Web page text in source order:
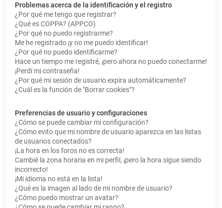
Problemas acerca de la identificación y el registro
¿Por qué me tengo que registrar?
¿Qué es COPPA? (APPCO)
¿Por qué no puedo registrarme?
Me he registrado ¡y no me puedo identificar!
¿Por qué no puedo identificarme?
Hace un tiempo me registré, ¡pero ahora no puedo conectarme!
¡Perdí mi contraseña!
¿Por qué mi sesión de usuario expira automáticamente?
¿Cuál es la función de "Borrar cookies"?
Preferencias de usuario y configuraciones
¿Cómo se puede cambiar mi configuración?
¿Cómo evito que mi nombre de usuario aparezca en las listas
de usuarios conectados?
¡La hora en los foros no es correcta!
Cambié la zona horaria en mi perfil, ¡pero la hora sigue siendo
incorrecto!
¡Mi idioma no está en la lista!
¿Qué es la imagen al lado de mi nombre de usuario?
¿Cómo puedo mostrar un avatar?